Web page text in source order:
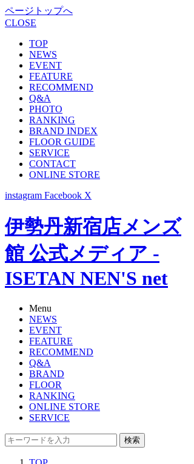
ページトップへ
CLOSE
TOP
NEWS
EVENT
FEATURE
RECOMMEND
Q&A
PHOTO
RANKING
BRAND INDEX
FLOOR GUIDE
SERVICE
CONTACT
ONLINE STORE
instagram Facebook X
伊勢丹新宿店メンズ
館 公式メディア -
ISETAN NEN'S net
Menu
NEWS
EVENT
FEATURE
RECOMMEND
Q&A
BRAND
FLOOR
RANKING
ONLINE STORE
SERVICE
検索